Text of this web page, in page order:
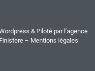
& Piloté par l’agence
– Mentions légales